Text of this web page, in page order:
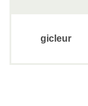
gicleur